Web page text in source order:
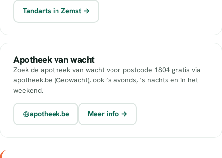
Tandarts in Zemst →
Apotheek van wacht
Zoek de apotheek van wacht voor postcode 1804 gratis via
apotheek.be (Geowacht), ook ’s avonds, ’s nachts en in het
weekend.
apotheek.be Meer info →